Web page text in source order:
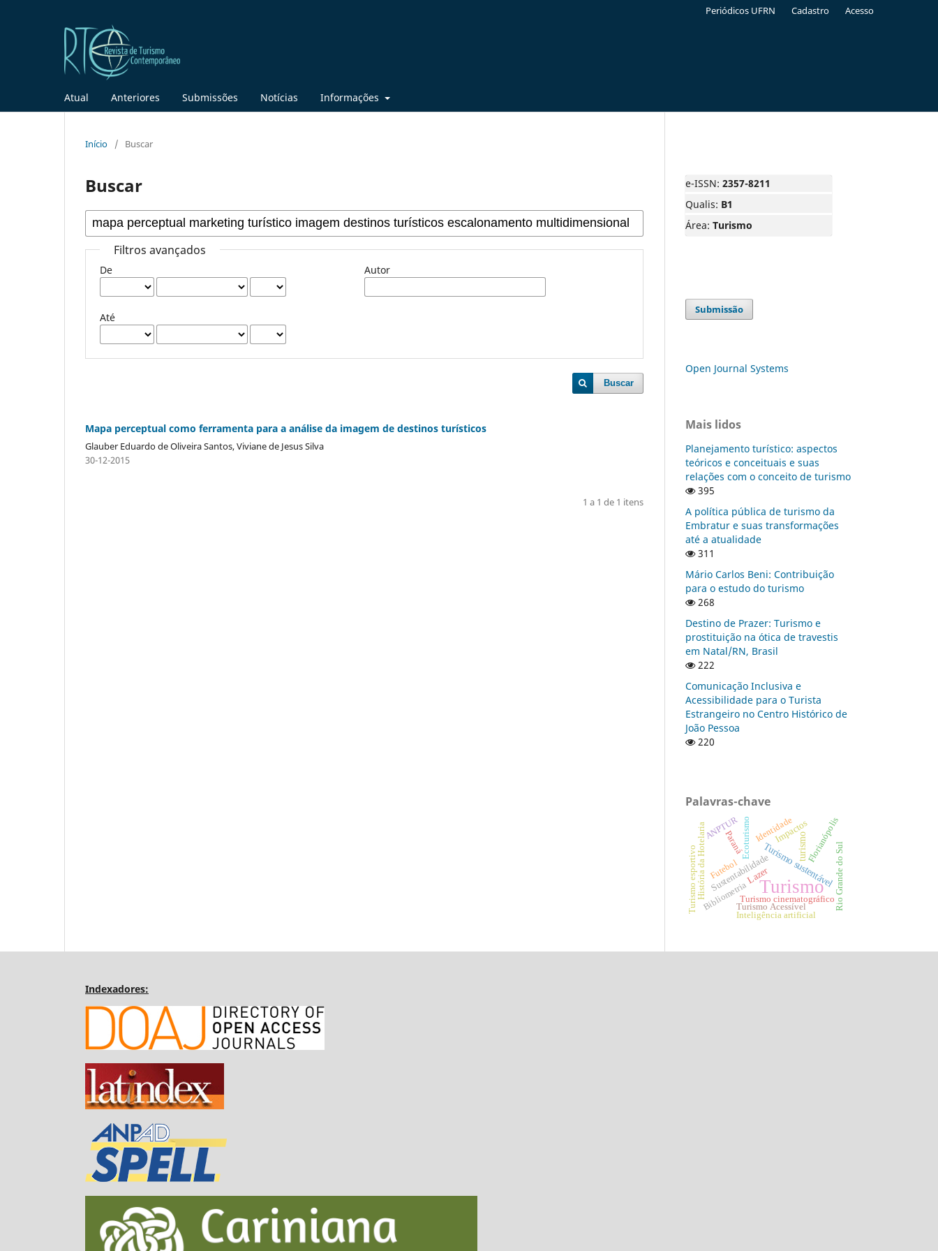
Atual Anteriores Submissões Notícias Informações
Periódicos UFRN Cadastro Acesso
Início / Buscar
Buscar
Filtros avançados
De
Até
Autor
Buscar
Mapa perceptual como ferramenta para a análise da imagem de destinos turísticos
Glauber Eduardo de Oliveira Santos, Viviane de Jesus Silva
30-12-2015
1 a 1 de 1 itens
e-ISSN: 2357-8211
Qualis: B1
Área: Turismo
Submissão
Open Journal Systems
Mais lidos
Planejamento turístico: aspectos
teóricos e conceituais e suas
relações com o conceito de turismo
395
A política pública de turismo da
Embratur e suas transformações
até a atualidade
311
Mário Carlos Beni: Contribuição
para o estudo do turismo
268
Destino de Prazer: Turismo e
prostituição na ótica de travestis
em Natal/RN, Brasil
222
Comunicação Inclusiva e
Acessibilidade para o Turista
Estrangeiro no Centro Histórico de
João Pessoa
220
Palavras-chave
Turismo
Turismo sustentável
turismo
Impactos
Lazer
Sustentabilidade
Ecoturismo Florianópolis
Turismo cinematográfico
Turismo Acessível
Paraná
Bibliometria
Identidade
História da Hotelaria Rio Grande do Sul
Turismo esportivo Futebol
ANPTUR
Inteligência artificial
Indexadores: